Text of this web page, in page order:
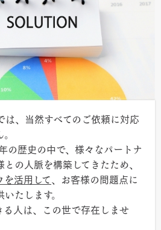
は、当然すべてのご依頼に対応
の歴史の中で、様々なパートナ
の人脈を構築してきたため、
を活用して
、お客様の問題点に
たします。
る人は、この世で存在しませ